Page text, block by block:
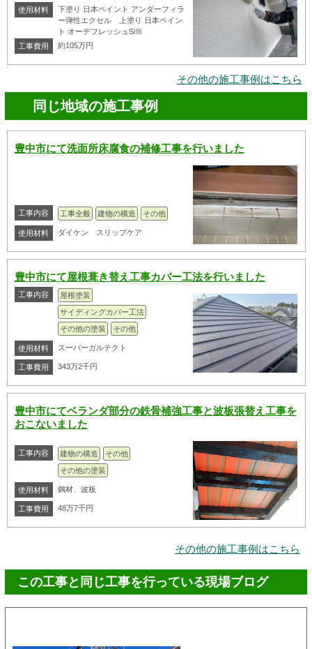
使用材料
下塗り 日本ペイント アンダーフィラ
ー弾性エクセル 上塗り 日本ペイン
ト オーデフレッシュSiⅢ
工事費用
約105万円
その他の施工事例はこちら
同じ地域の施工事例
豊中市にて洗面所床腐食の補修工事を行いました
工事内容 工事全般 建物の構造 その他
使用材料 ダイケン スリップケア
豊中市にて屋根葺き替え工事カバー工法を行いました
工事内容
屋根塗装
サイディングカバー工法
その他の塗装
その他
使用材料 スーバーガルテクト
工事費用 343万2千円
豊中市にてベランダ部分の鉄骨補強工事と波板張替え工事を
おこないました
工事内容 建物の構造
その他
その他の塗装
使用材料 鋼材、波板
工事費用 48万7千円
その他の施工事例はこちら
この工事と同じ工事を行っている現場ブログ